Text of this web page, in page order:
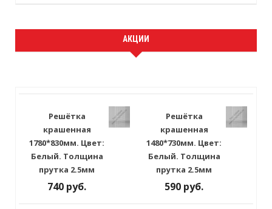
АКЦИИ
Решётка
крашенная
1780*830мм. Цвет:
Белый. Толщина
прутка 2.5мм
740 руб.
Решётка
крашенная
1480*730мм. Цвет:
Белый. Толщина
прутка 2.5мм
590 руб.